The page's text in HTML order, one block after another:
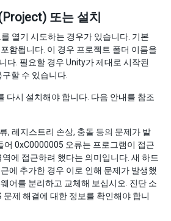
또는 설치
열기 시도하는 경우가 있습니다. 기본
함됩니다. 이 경우 프로젝트 폴더 이름을
다. 필요할 경우 Unity가 제대로 시작된
할 수 있습니다.
다시 설치해야 합니다. 다음 안내를 참조
, 레지스트리 손상, 충돌 등의 문제가 발
어 0xC0000005 오류는 프로그램이 접근
에 접근하려 했다는 의미입니다. 새 하드
에 추가한 경우 이로 인해 문제가 발생했
어를 분리하고 교체해 보십시오. 진단 소
문제 해결에 대한 정보를 확인해야 합니